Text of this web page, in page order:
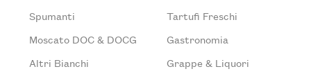
Spumanti
Moscato DOC & DOCG
Altri Bianchi
Tartufi Freschi
Gastronomia
Grappe & Liquori